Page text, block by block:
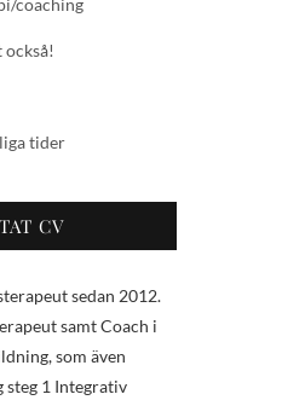
coaching
också!
tider
CV
sedan 2012.
samt Coach i
som även
steg 1 Integrativ